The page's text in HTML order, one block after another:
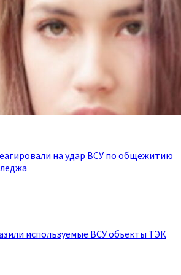
на удар ВСУ по общежитию
используемые ВСУ объекты ТЭК